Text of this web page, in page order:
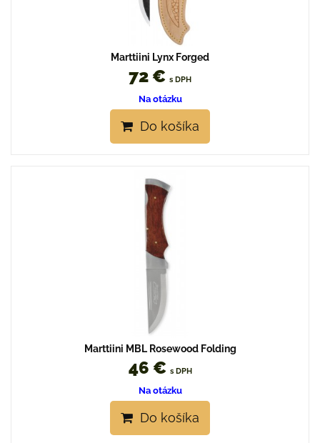
Marttiini Lynx Forged
72 € s DPH
Na otázku
Do košíka
Marttiini MBL Rosewood Folding
46 € s DPH
Na otázku
Do košíka